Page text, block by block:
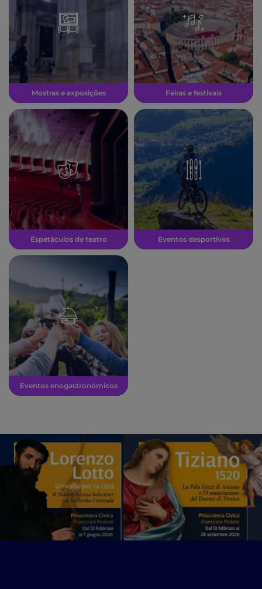
Mostras e exposições Feiras e festivais
Espetáculos de teatro Eventos desportivos
Eventos enogastronómicos